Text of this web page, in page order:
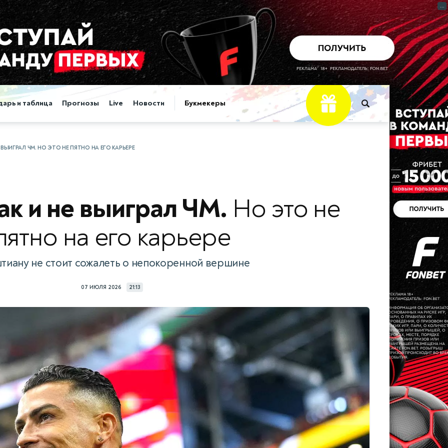
и таблица Прогнозы Live Новости Букмекеры
...
ЧМ. НО ЭТО НЕ ПЯТНО НА ЕГО КАРЬЕРЕ
и не выиграл ЧМ. Но это не
на его карьере
не стоит сожалеть о непокоренной вершине
07 ИЮЛЯ 2026 21:13
...